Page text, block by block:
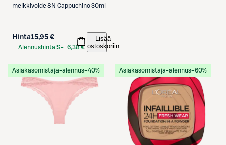
meikkivoide 8N Cappuchino 30ml
Hinta15,95 €
Alennushinta S- 6,38 €
Lisää
ostoskoriin
Asiakasomistaja-alennus−40% Asiakasomistaja-alennus−60%